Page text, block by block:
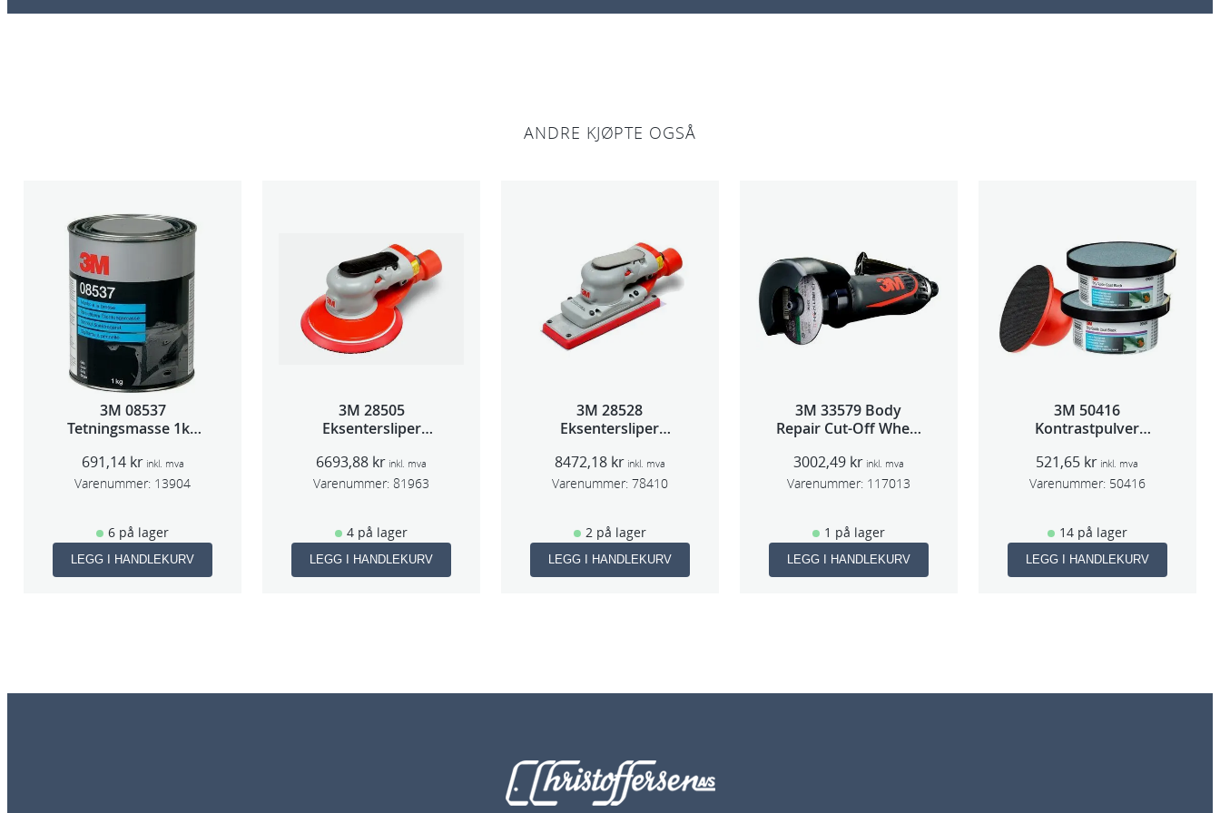
ANDRE KJØPTE OGSÅ
3M 08537
Tetningsmasse 1kg
691,14 kr inkl. mva
Varenummer: 13904
6 på lager
LEGG I HANDLEKURV
3M 28505
Eksentersliper
slag 75mm
6693,88 kr inkl. mva
Varenummer: 81963
4 på lager
LEGG I HANDLEKURV
3M 28528
Eksentersliper
slag 70×198
8472,18 kr inkl. mva
Varenummer: 78410
2 på lager
LEGG I HANDLEKURV
3M 33579 Body
Repair Cut-Off Wheel
3002,49 kr inkl. mva
Varenummer: 117013
1 på lager
LEGG I HANDLEKURV
3M 50416
Kontrastpulver
521,65 kr inkl. mva
Varenummer: 50416
14 på lager
LEGG I HANDLEKURV